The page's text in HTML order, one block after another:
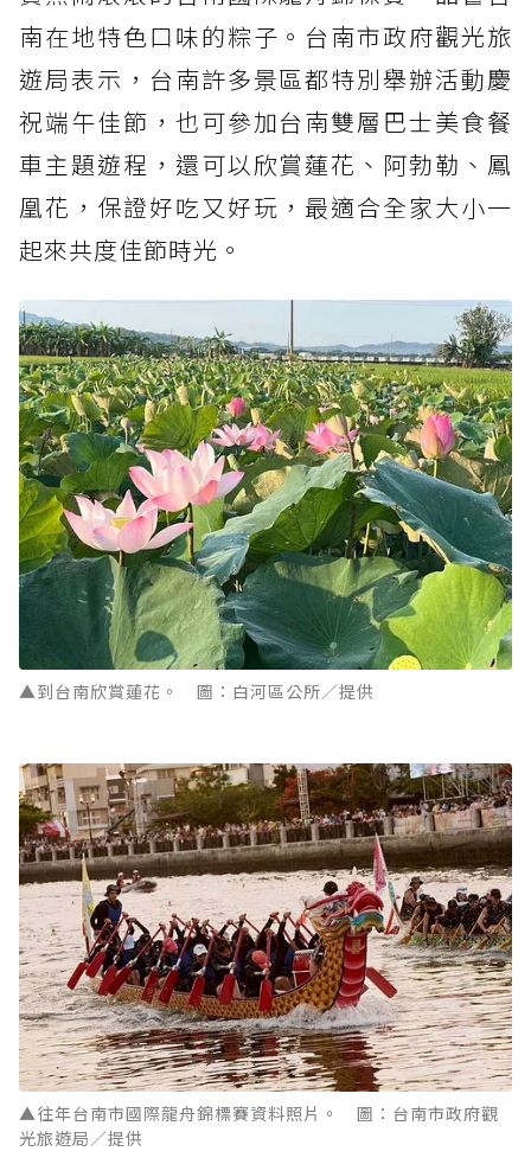
南在地特色口味的粽子。台南市政府觀光旅
遊局表示，台南許多景區都特別舉辦活動慶
祝端午佳節，也可參加台南雙層巴士美食餐
車主題遊程，還可以欣賞蓮花、阿勃勒、鳳
凰花，保證好吃又好玩，最適合全家大小一
起來共度佳節時光。
▲到台南欣賞蓮花。 圖：白河區公所／提供
▲往年台南市國際龍舟錦標賽資料照片。 圖：台南市政府觀
光旅遊局／提供